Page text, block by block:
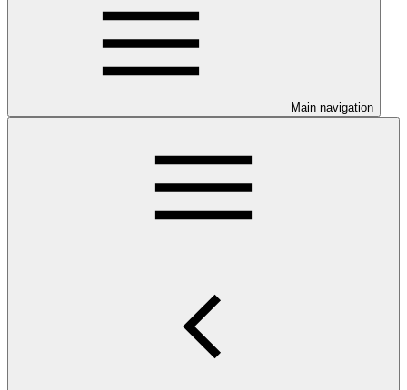
Main navigation